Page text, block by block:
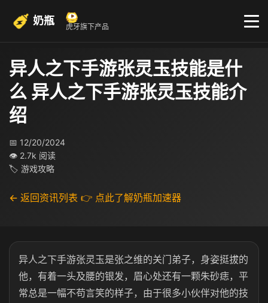
奶瓶 虎牙旗下产品
异人之下手游张灵玉技能是什
么 异人之下手游张灵玉技能介
绍
📅 12/20/2024
👁 2.7k 阅读
🏷 游戏攻略
← 返回资讯列表 👉 点此了解奶瓶加速器
异人之下手游张灵玉是张之维的关门弟子，身姿挺拔的
他，有着一头及腰的银发，眉心处还有一颗朱砂痣，平
常总是一幅不苟言笑的样子，由于很多小伙伴对他的技